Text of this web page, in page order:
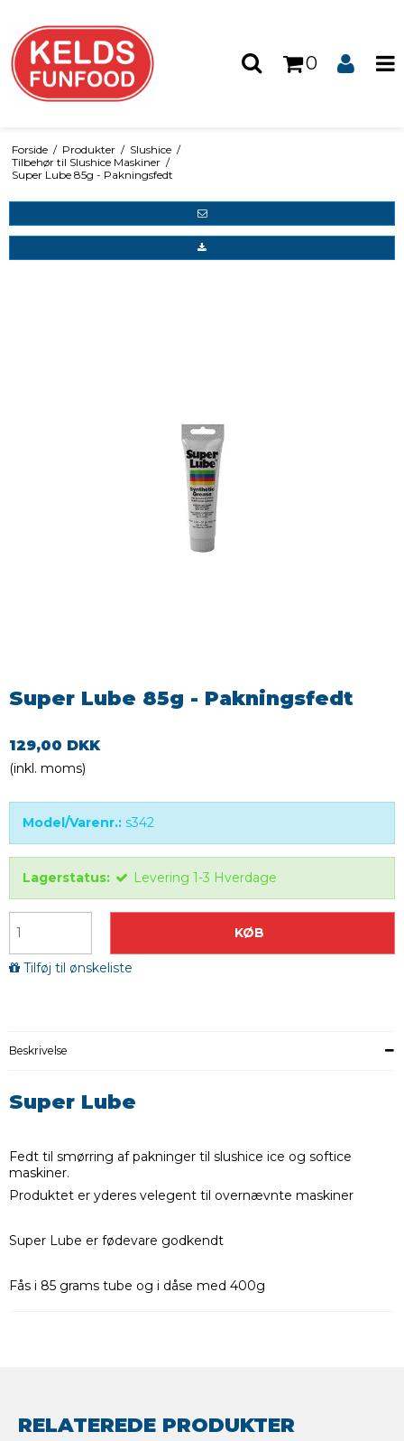
0
Forside / Produkter / Slushice /
Tilbehør til Slushice Maskiner /
Super Lube 85g - Pakningsfedt
Super Lube 85g - Pakningsfedt
129,00 DKK
(inkl. moms)
Model/Varenr.: s342
Lagerstatus: Levering 1-3 Hverdage
KØB
Tilføj til ønskeliste
Beskrivelse
Super Lube
Fedt til smørring af pakninger til slushice ice og softice
maskiner.
Produktet er yderes velegent til overnævnte maskiner
Super Lube er fødevare godkendt
Fås i 85 grams tube og i dåse med 400g
RELATEREDE PRODUKTER